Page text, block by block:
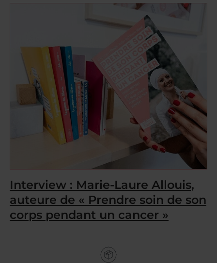
Interview : Marie-Laure Allouis,
auteure de « Prendre soin de son
corps pendant un cancer »